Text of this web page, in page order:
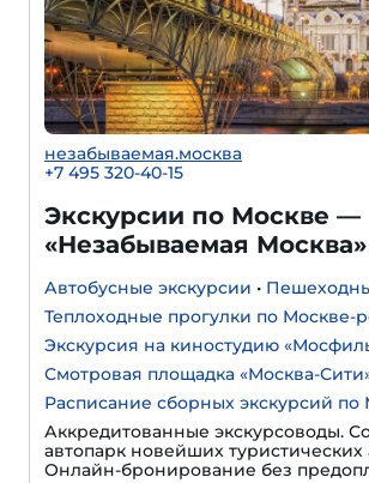
незабываемая.москва
+7 495 320-40-15
Экскурсии по Москве —
«Незабываемая Москва»
Автобусные экскурсии •
Теплоходные прогулки по Москве-
Экскурсия на киностудию
Смотровая площадка «Москва-
Расписание сборных экскурсий по
Аккредитованные экскурсоводы.
автопарк новейших туристических
Онлайн-бронирование без